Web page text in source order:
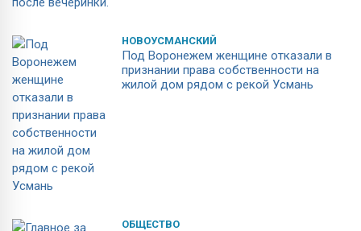
НОВОУСМАНСКИЙ
Под Воронежем женщине отказали в
признании права собственности на
жилой дом рядом с рекой Усмань
ОБЩЕСТВО